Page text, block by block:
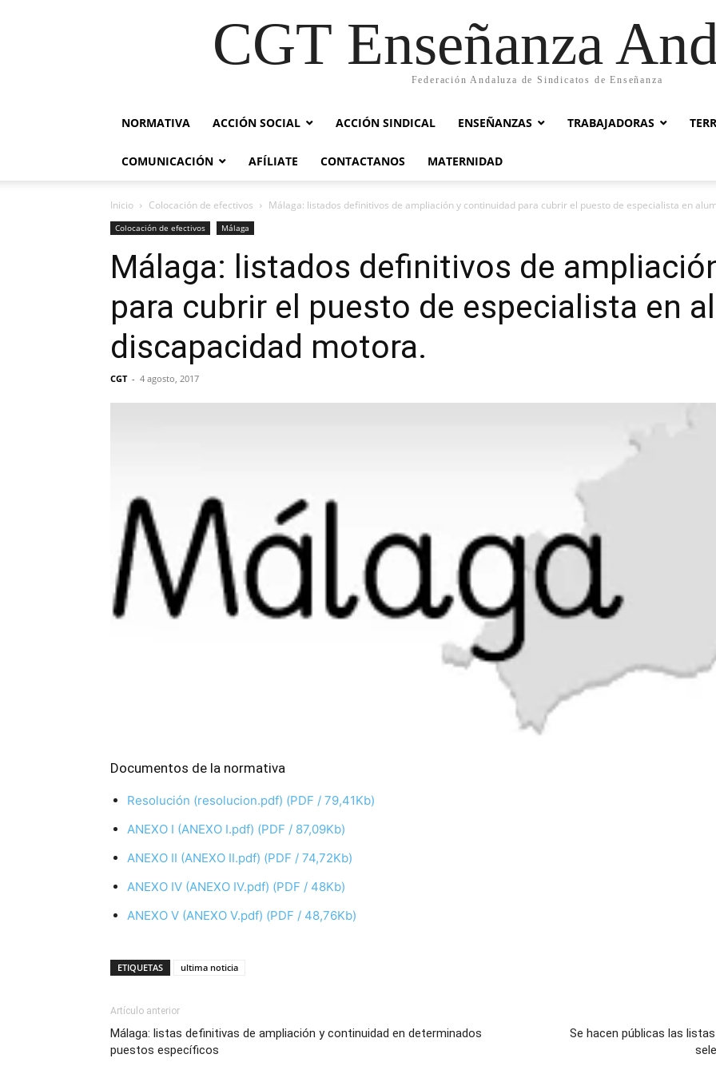
CGT Enseñanza
Federación Andaluza de Sindicatos de Enseñanza
NORMATIVA ACCIÓN SOCIAL ACCIÓN SINDICAL ENSEÑANZAS TRABAJADORAS
COMUNICACIÓN AFÍLIATE CONTACTANOS MATERNIDAD
Inicio Colocación de efectivos Málaga: listados definitivos de ampliación y continuidad para cubrir el puesto de especialista en
Colocación de efectivos Málaga
Málaga: listados definitivos de
para cubrir el puesto de especialista en
discapacidad motora.
CGT - 4 agosto, 2017
Documentos de la normativa
Resolución (resolucion.pdf) (PDF / 79,41Kb)
ANEXO I (ANEXO I.pdf) (PDF / 87,09Kb)
ANEXO II (ANEXO II.pdf) (PDF / 74,72Kb)
ANEXO IV (ANEXO IV.pdf) (PDF / 48Kb)
ANEXO V (ANEXO V.pdf) (PDF / 48,76Kb)
ETIQUETAS ultima noticia
Artículo anterior
Málaga: listas definitivas de ampliación y continuidad en determinados
puestos específicos
Se hacen públicas las